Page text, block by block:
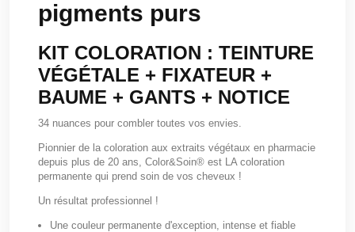
pigments purs
KIT COLORATION : TEINTURE
VÉGÉTALE + FIXATEUR +
BAUME + GANTS + NOTICE
34 nuances pour combler toutes vos envies.
Pionnier de la coloration aux extraits végétaux en pharmacie
depuis plus de 20 ans, Color&Soin® est LA coloration
permanente qui prend soin de vos cheveux !
Un résultat professionnel !
Une couleur permanente d'exception, intense et fiable